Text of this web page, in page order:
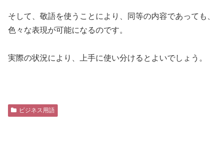
そして、敬語を使うことにより、同等の内容であっても、
色々な表現が可能になるのです。
実際の状況により、上手に使い分けるとよいでしょう。
ビジネス用語